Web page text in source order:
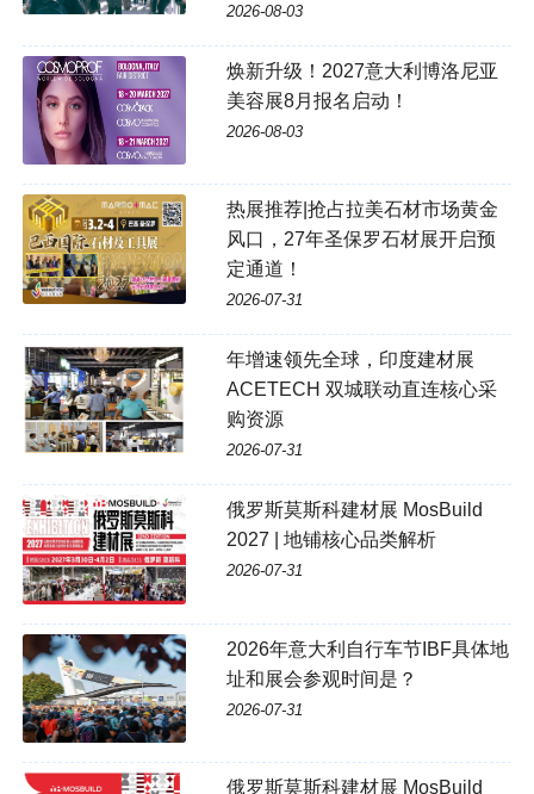
2026-08-03
焕新升级！2027意大利博洛尼亚
美容展8月报名启动！
2026-08-03
热展推荐|抢占拉美石材市场黄金
风口，27年圣保罗石材展开启预
定通道！
2026-07-31
年增速领先全球，印度建材展
ACETECH 双城联动直连核心采
购资源
2026-07-31
俄罗斯莫斯科建材展 MosBuild
2027 | 地铺核心品类解析
2026-07-31
2026年意大利自行车节IBF具体地
址和展会参观时间是？
2026-07-31
俄罗斯莫斯科建材展 MosBuild